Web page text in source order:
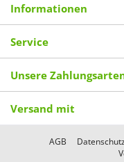
Informationen
Service
Unsere
Versand mit
AGB